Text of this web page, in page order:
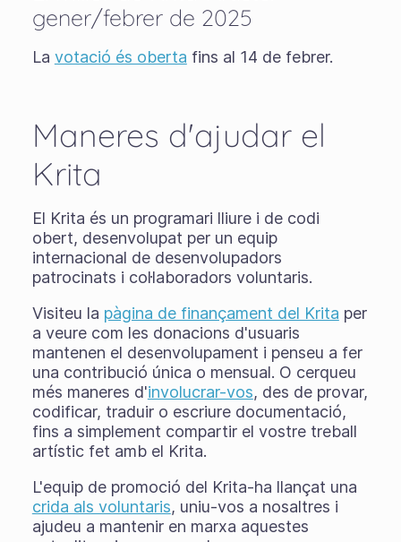
gener/febrer de 2025
La votació és oberta fins al 14 de febrer.
Maneres d'ajudar el
Krita
El Krita és un programari lliure i de codi
obert, desenvolupat per un equip
internacional de desenvolupadors
patrocinats i col·laboradors voluntaris.
Visiteu la pàgina de finançament del Krita per
a veure com les donacions d'usuaris
mantenen el desenvolupament i penseu a fer
una contribució única o mensual. O cerqueu
més maneres d'involucrar-vos, des de provar,
codificar, traduir o escriure documentació,
fins a simplement compartir el vostre treball
artístic fet amb el Krita.
L'equip de promoció del Krita-ha llançat una
crida als voluntaris, uniu-vos a nosaltres i
ajudeu a mantenir en marxa aquestes